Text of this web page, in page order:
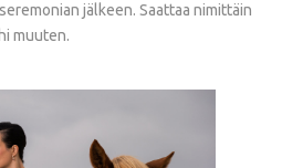
jälkeen. Saattaa nimittäin
muuten.